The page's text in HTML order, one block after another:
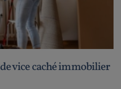
vice caché immobilier